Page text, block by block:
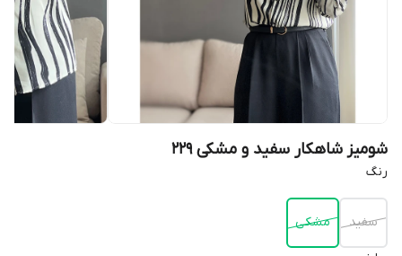
شومیز شاهکار سفید و مشکی ٢٢٩
رنگ
سفيد مشكى